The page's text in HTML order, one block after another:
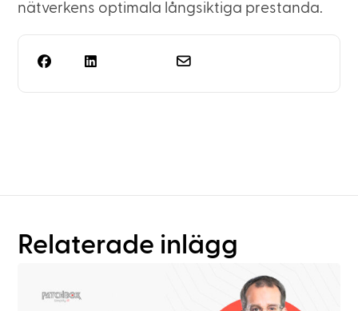
nätverkens optimala långsiktiga prestanda.
Relaterade inlägg